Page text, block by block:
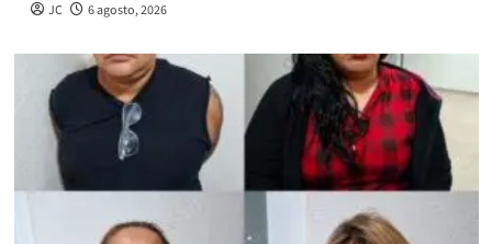
JC 6 agosto, 2026